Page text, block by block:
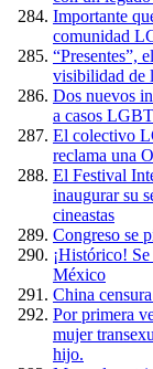
Importante
comunidad
“Presentes”,
visibilidad de
Dos nuevos
a casos LGBT
El colectivo
reclama una
El Festival
inaugurar su
cineastas
Congreso se
¡Histórico!
México
China
Por primera
mujer
hijo.